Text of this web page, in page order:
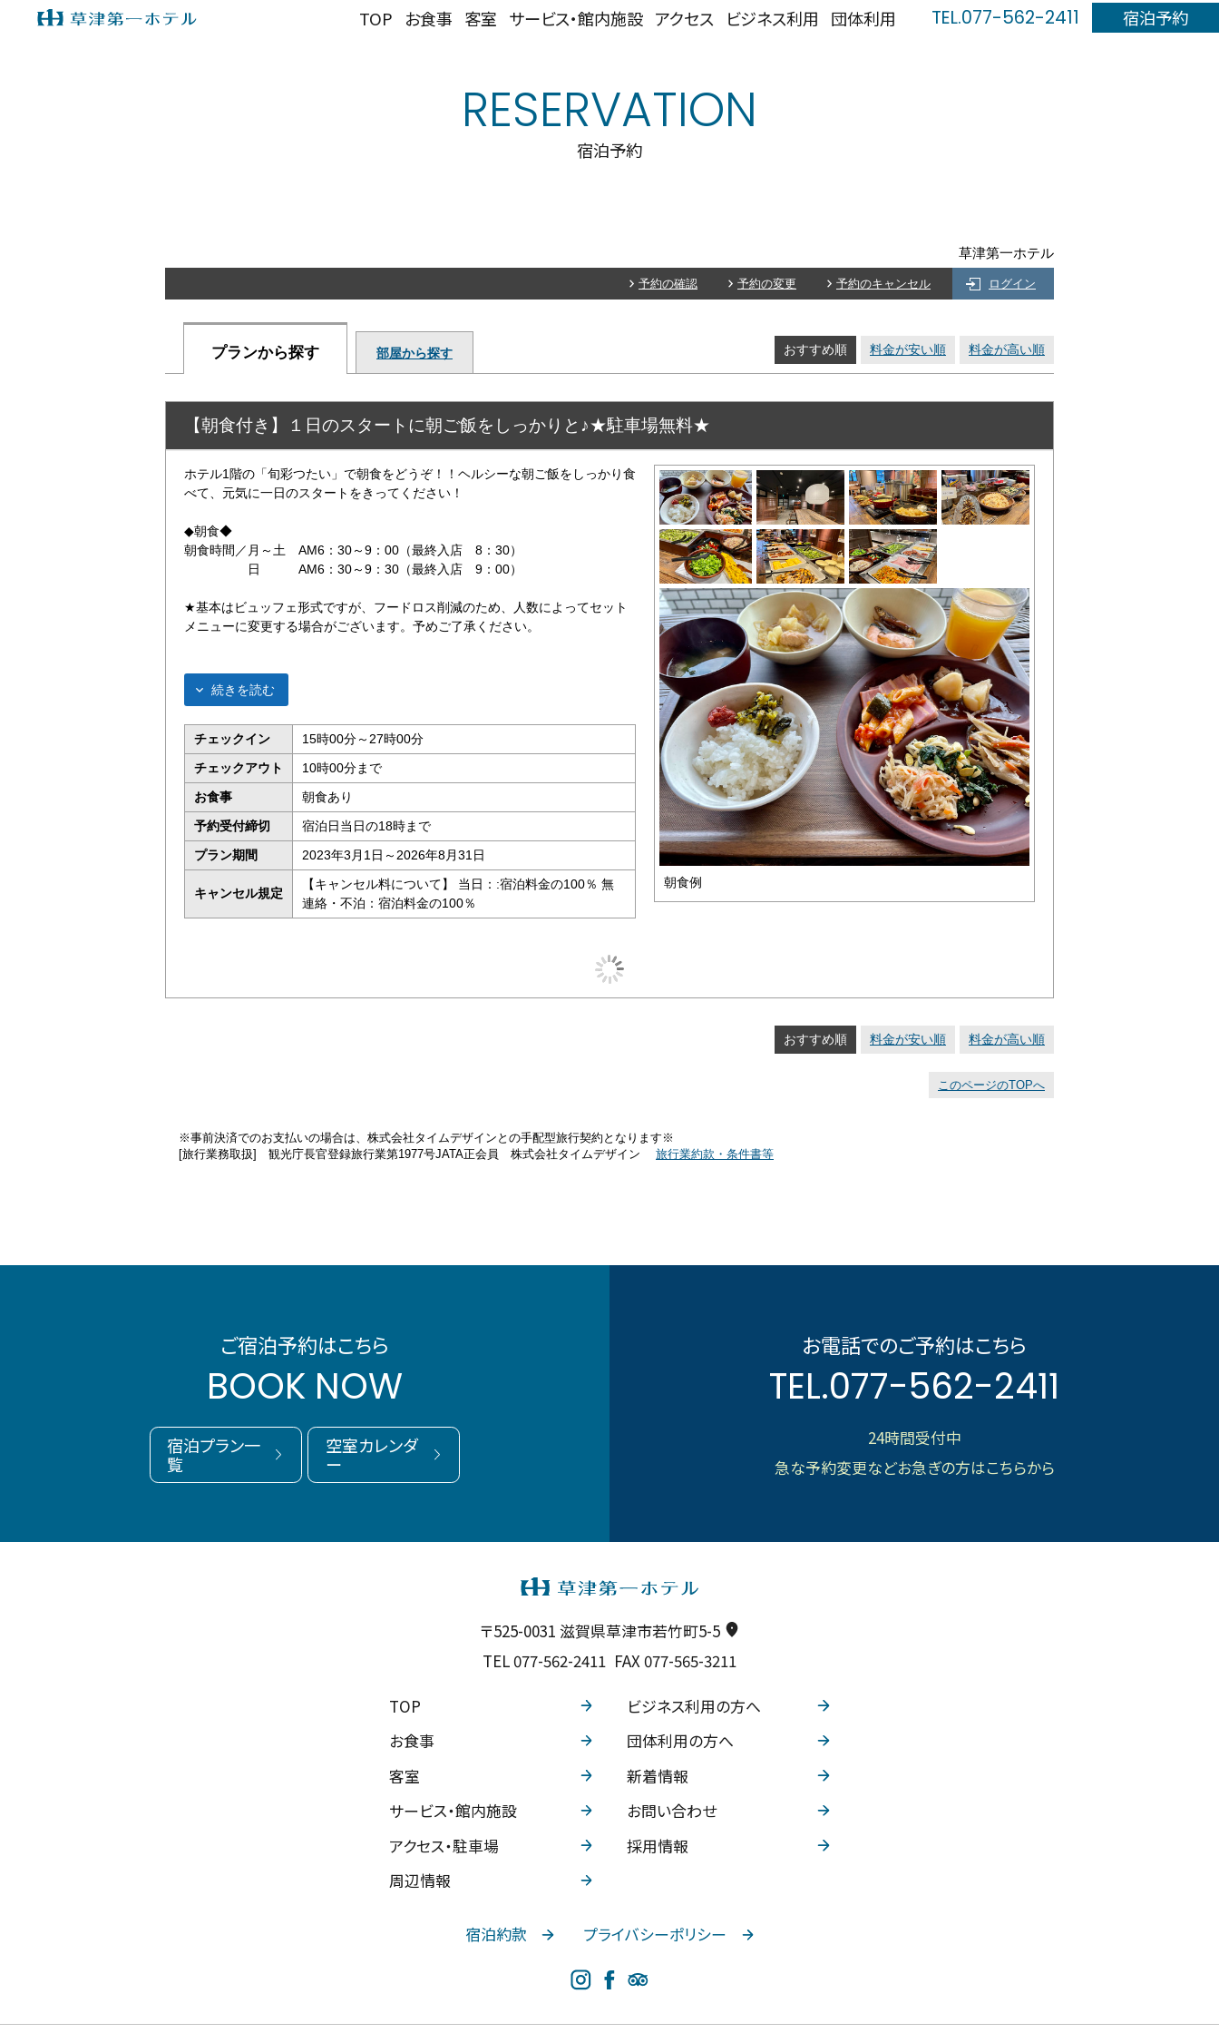
TOP お食事 客室 サービス・館内施設 アクセス ビジネス利用 団体利用 TEL.077-562-2411 宿泊予約
宿泊予約
RESERVATION
草津第一ホテル
予約の確認 予約の変更 予約のキャンセル ログイン
プランから探す 部屋から探す おすすめ順 料金が安い順 料金が高い順
【朝食付き】１日のスタートに朝ご飯をしっかりと♪★駐車場無料★
ホテル1階の「旬彩つたい」で朝食をどうぞ！！ヘルシーな朝ご飯をしっかり食
べて、元気に一日のスタートをきってください！
◆朝食◆
朝食時間／月～土 AM6：30～9：00（最終入店 8：30）
日 AM6：30～9：30（最終入店 9：00）
★基本はビュッフェ形式ですが、フードロス削減のため、人数によってセット
メニューに変更する場合がございます。予めご了承ください。
続きを読む
チェックイン
15時00分～27時00分
チェックアウト
10時00分まで
お食事
朝食あり
予約受付締切
宿泊日当日の18時まで
プラン期間
2023年3月1日～2026年8月31日
キャンセル規定
【キャンセル料について】 当日：:宿泊料金の100％ 無
連絡・不泊：宿泊料金の100％
朝食例
おすすめ順 料金が安い順 料金が高い順
このページのTOPへ
※事前決済でのお支払いの場合は、株式会社タイムデザインとの手配型旅行契約となります※
[旅行業務取扱] 観光庁長官登録旅行業第1977号JATA正会員 株式会社タイムデザイン 旅行業約款・条件書等
ご宿泊予約はこちら
BOOK NOW
宿泊プラン一
覧
空室カレンダ
ー
お電話でのご予約はこちら
TEL.077-562-2411
24時間受付中
急な予約変更などお急ぎの方はこちらから
〒525-0031 滋賀県草津市若竹町5-5
TEL077-562-2411 FAX 077-565-3211
TOP
お食事
客室
サービス・館内施設
アクセス・駐車場
周辺情報
ビジネス利用の方へ
団体利用の方へ
新着情報
お問い合わせ
採用情報
宿泊約款 プライバシーポリシー